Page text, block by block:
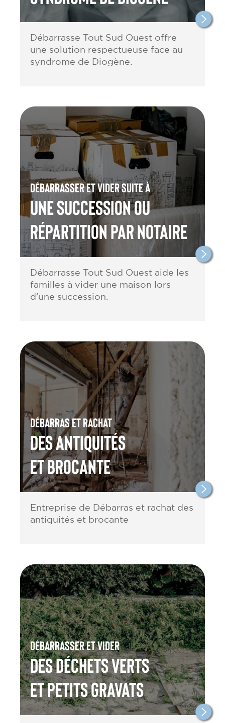
Débarrasse Tout Sud Ouest offre
une solution respectueuse face au
syndrome de Diogène.
Débarrasser et vider suite à
une Succession ou
répartition par notaire
Débarrasse Tout Sud Ouest aide les
familles à vider une maison lors
d'une succession.
Débarras et rachat
des antiquités
et brocante
Entreprise de Débarras et rachat des
antiquités et brocante
Débarrasser et vider
des Déchets verts
et petits gravats